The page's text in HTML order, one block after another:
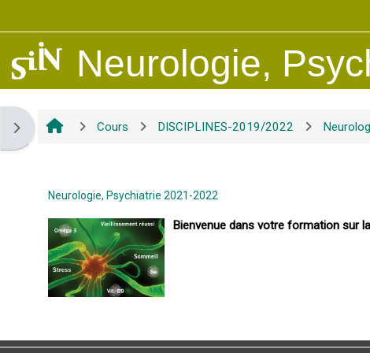
Neurologie,
Ouvrir le tiroir des blocs
Cours DISCIPLINES-2019/2022
Neurologie, Psychiatrie 2021-2022
Bienvenue dans votre formation sur